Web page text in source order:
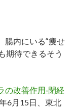
腸内にいる“痩せ
期待できるそう
の改善作用‐閉経
年6月15日、東北